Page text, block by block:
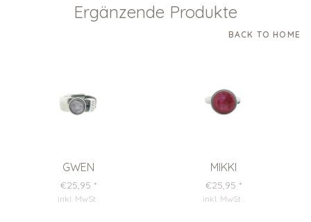
Ergänzende Produkte
BACK TO HOME
GWEN
€25,95 *
inkl. MwSt
MIKKI
€25,95 *
inkl. MwSt